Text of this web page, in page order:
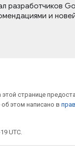
разработчиков
и
этой странице
об этом написано в
UTC.